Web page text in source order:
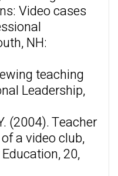
Video cases
NH:
teaching
Leadership,
(2004). Teacher
a video club,
20,